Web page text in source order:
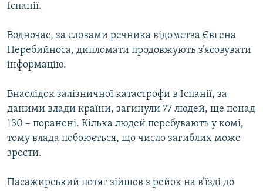
Іспанії.
Водночас, за словами речника відомства Євгена
Перебийноса, дипломати продовжують з’ясовувати
інформацію.
Внаслідок залізничної катастрофи в Іспанії, за
даними влади країни, загинули 77 людей, ще понад
130 – поранені. Кілька людей перебувають у комі,
тому влада побоюється, що число загиблих може
зрости.
Пасажирський потяг зійшов з рейок на в’їзді до